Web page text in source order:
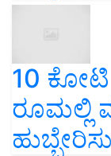
10
ರೂಮಲ್ಲಿ